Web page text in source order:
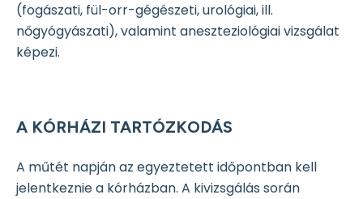
(fogászati, fül-orr-gégészeti, urológiai, ill.
nőgyógyászati), valamint aneszteziológiai vizsgálat
képezi.
A KÓRHÁZI TARTÓZKODÁS
A műtét napján az egyeztetett időpontban kell
jelentkeznie a kórházban. A kivizsgálás során